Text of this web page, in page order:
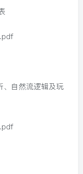
自然流逻辑及玩